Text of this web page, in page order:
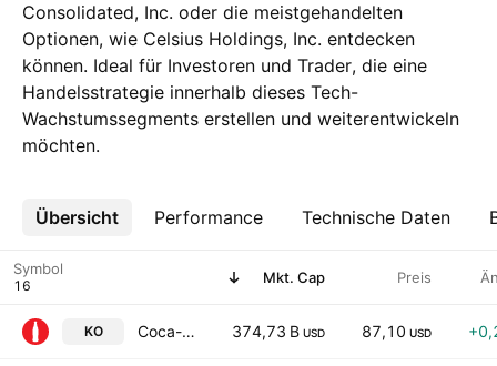
Consolidated, Inc. oder die meistgehandelten
Optionen, wie Celsius Holdings, Inc. entdecken
können. Ideal für Investoren und Trader, die eine
Handelsstrategie innerhalb dieses Tech-
Wachstumssegments erstellen und weiterentwickeln
möchten.
Übersicht Performance Technische Daten
Mehr
Symbol Mkt. Cap Preis
KO Coca-Cola Company 374,73 B USD 87,10 USD